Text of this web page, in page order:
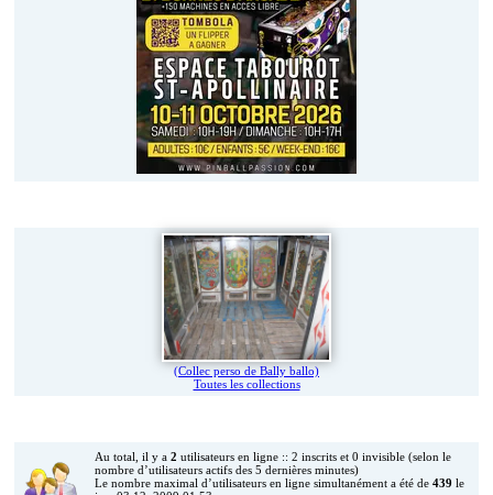
(Collec perso de Bally ballo)
Toutes les collections
Au total, il y a 2 utilisateurs en ligne :: 2 inscrits et 0 invisible (selon le
nombre d’utilisateurs actifs des 5 dernières minutes)
Le nombre maximal d’utilisateurs en ligne simultanément a été de 439 le